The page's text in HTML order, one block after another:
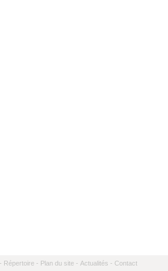
Répertoire - Plan du site - Actualités - Contact